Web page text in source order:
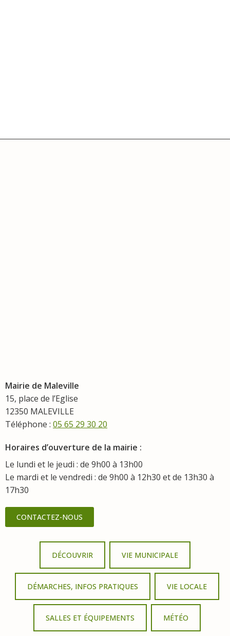
Mairie de Maleville
15, place de l’Eglise
12350 MALEVILLE
Téléphone : 05 65 29 30 20
Horaires d’ouverture de la mairie :
Le lundi et le jeudi : de 9h00 à 13h00
Le mardi et le vendredi : de 9h00 à 12h30 et de 13h30 à
17h30
CONTACTEZ-NOUS
DÉCOUVRIR VIE MUNICIPALE
DÉMARCHES, INFOS PRATIQUES VIE LOCALE
SALLES ET ÉQUIPEMENTS MÉTÉO